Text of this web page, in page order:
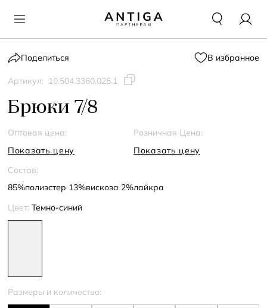
Поделиться В избранное
Артикул: 10.504.3360.025.1
Брюки 7/8
Оптовая цена:
Показать цену
Розничная Цена:
Показать цену
Состав:
85%полиэстер 13%вискоза 2%лайкра
Цвет: Темно-синий
Размеры и количество: